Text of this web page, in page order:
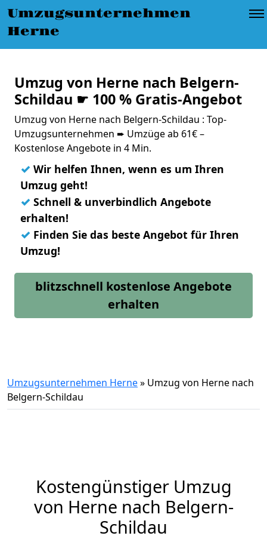
Umzugsunternehmen
Herne
Umzug von Herne nach Belgern-
Schildau ☛ 100 % Gratis-Angebot
Umzug von Herne nach Belgern-Schildau : Top-
Umzugsunternehmen ➨ Umzüge ab 61€ –
Kostenlose Angebote in 4 Min.
✓ Wir helfen Ihnen, wenn es um Ihren
Umzug geht!
✓ Schnell & unverbindlich Angebote
erhalten!
✓ Finden Sie das beste Angebot für Ihren
Umzug!
blitzschnell kostenlose Angebote
erhalten
Umzugsunternehmen Herne» Umzug von Herne nach
Belgern-Schildau
Kostengünstiger Umzug
von Herne nach Belgern-
Schildau